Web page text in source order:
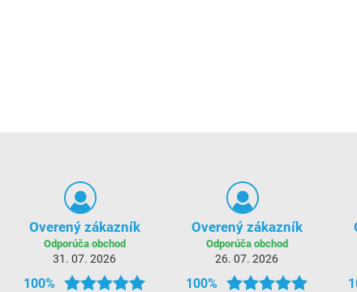
Overený zákazník
Odporúča obchod
31. 07. 2026
100%
Overený zákazník
Odporúča obchod
26. 07. 2026
100%